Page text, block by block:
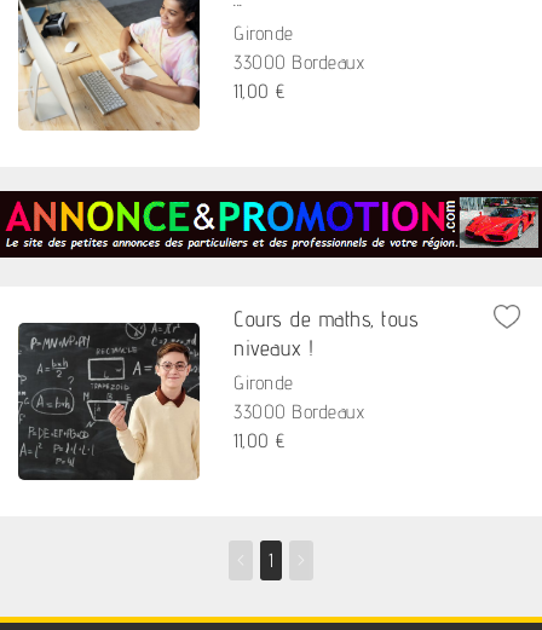
Gironde
33000 Bordeaux
11,00 €
Cours de maths, tous
niveaux !
Gironde
33000 Bordeaux
11,00 €
1 >